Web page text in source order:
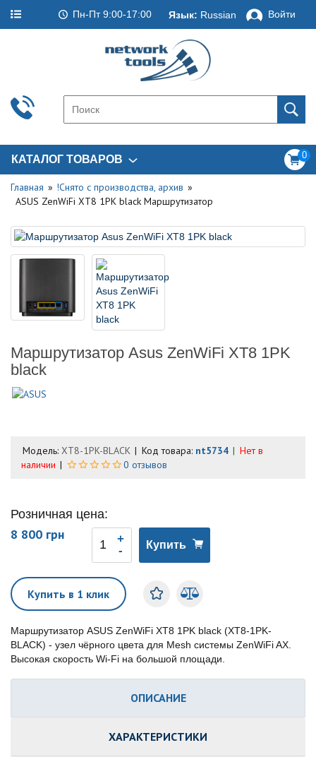
Пн-Пт 9:00-17:00 Язык: Russian Войти
КАТАЛОГ ТОВАРОВ 0
Главная
!Снято с производства, архив
ASUS ZenWiFi XT8 1PK black Маршрутизатор
Маршрутизатор Asus ZenWiFi XT8 1PK
black
Модель: XT8-1PK-BLACK Код товара: nt5734
Нет в
наличии
0 отзывов
Розничная цена:
8 800 грн
Купить
Купить в 1 клик
Маршрутизатор ASUS ZenWiFi XT8 1PK black (XT8-1PK-
BLACK) - узел чёрного цвета для Mesh системы ZenWiFi AX.
Высокая скорость Wi-Fi на большой площади.
ОПИСАНИЕ
ХАРАКТЕРИСТИКИ